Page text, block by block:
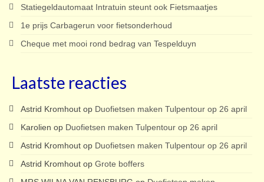
Statiegeldautomaat Intratuin steunt ook Fietsmaatjes
1e prijs Carbagerun voor fietsonderhoud
Cheque met mooi rond bedrag van Tespelduyn
Laatste reacties
Astrid Kromhout op Duofietsen maken Tulpentour op 26 april
Karolien op Duofietsen maken Tulpentour op 26 april
Astrid Kromhout op Duofietsen maken Tulpentour op 26 april
Astrid Kromhout op Grote boffers